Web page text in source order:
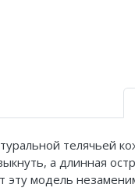
телячьей
а длинная
эту модель